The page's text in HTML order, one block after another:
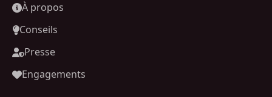
À propos
Conseils
Presse
Engagements